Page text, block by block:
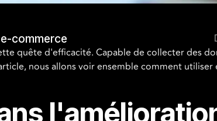
commerce
quête d'efficacité. Capable de collecter des
nous allons voir ensemble comment utiliser